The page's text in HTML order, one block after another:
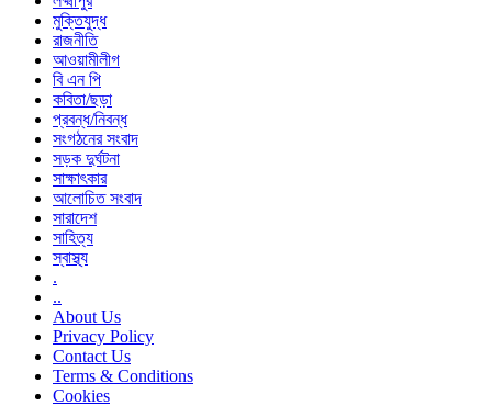
মুক্তিযুদ্ধ
রাজনীতি
আওয়ামীলীগ
বি এন পি
কবিতা/ছড়া
প্রবন্ধ/নিবন্ধ
সংগঠনের সংবাদ
সড়ক দুর্ঘটনা
সাক্ষাৎকার
আলোচিত সংবাদ
সারাদেশ
সাহিত্য
স্বাস্থ্য
.
..
About Us
Privacy Policy
Contact Us
Terms & Conditions
Cookies